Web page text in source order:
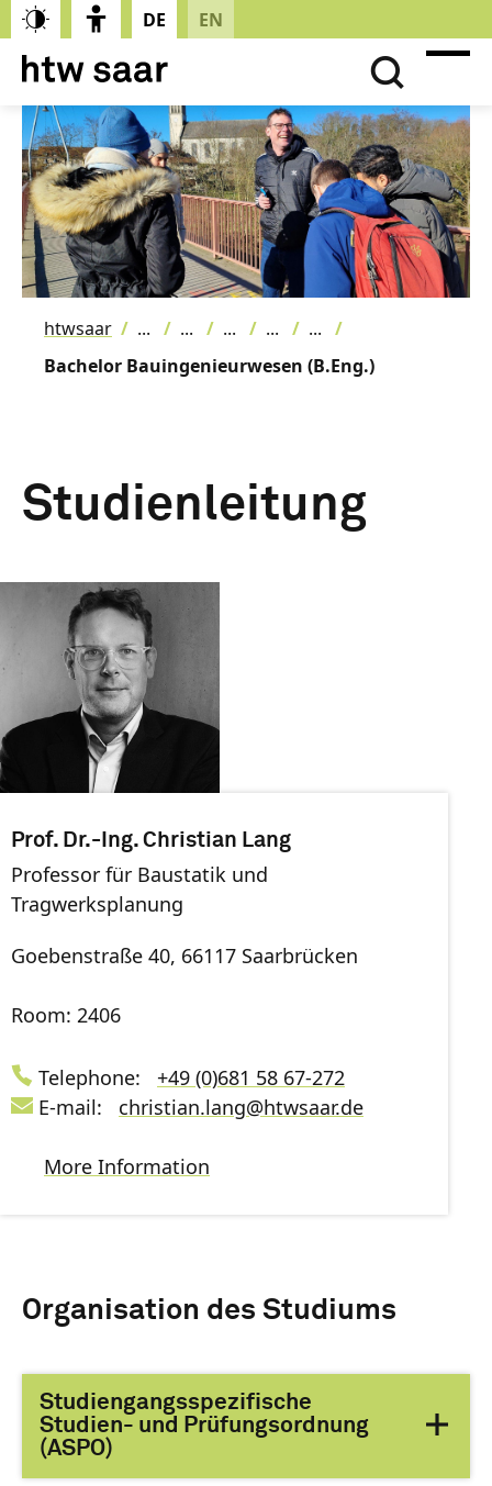
DE EN
htwsaar
Bachelor Bauingenieurwesen (B.Eng.)
Studienleitung
Prof. Dr.-Ing. Christian Lang
Professor für Baustatik und
Tragwerksplanung
Goebenstraße 40, 66117 Saarbrücken
Room: 2406
Telephone:
+49 (0)681 58 67-272
E-mail:
christian.lang@htwsaar.de
More Information
Organisation des Studiums
Studiengangsspezifische
Studien- und Prüfungsordnung
(ASPO)